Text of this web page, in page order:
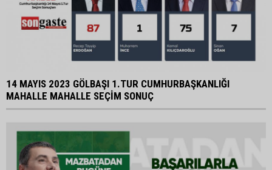
14 MAYIS 2023 GÖLBAŞI 1.TUR CUMHURBAŞKANLIĞI
MAHALLE MAHALLE SEÇİM SONUÇ